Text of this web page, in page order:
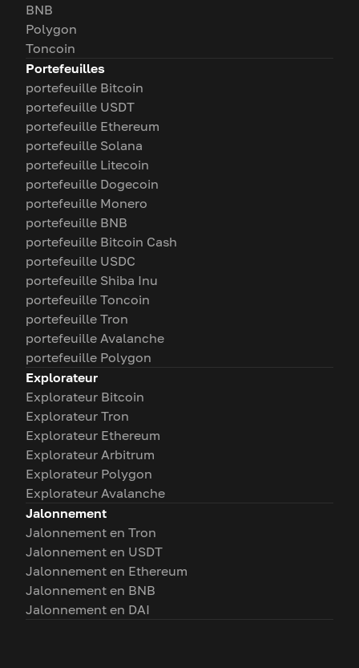
BNB
Polygon
Toncoin
Portefeuilles
portefeuille Bitcoin
portefeuille USDT
portefeuille Ethereum
portefeuille Solana
portefeuille Litecoin
portefeuille Dogecoin
portefeuille Monero
portefeuille BNB
portefeuille Bitcoin Cash
portefeuille USDC
portefeuille Shiba Inu
portefeuille Toncoin
portefeuille Tron
portefeuille Avalanche
portefeuille Polygon
Explorateur
Explorateur Bitcoin
Explorateur Tron
Explorateur Ethereum
Explorateur Arbitrum
Explorateur Polygon
Explorateur Avalanche
Jalonnement
Jalonnement en Tron
Jalonnement en USDT
Jalonnement en Ethereum
Jalonnement en BNB
Jalonnement en DAI